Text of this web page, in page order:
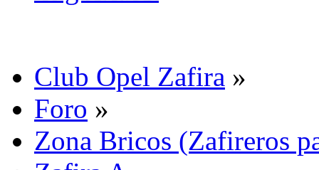
Club Opel Zafira »
Foro »
Zona Bricos (Zafireros